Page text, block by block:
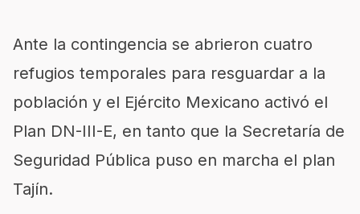
Ante la contingencia se abrieron cuatro
refugios temporales para resguardar a la
población y el Ejército Mexicano activó el
Plan DN-III-E, en tanto que la Secretaría de
Seguridad Pública puso en marcha el plan
Tajín.